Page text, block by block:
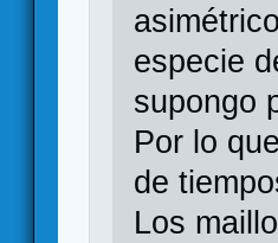
especie
supongo
Por lo
de
Los